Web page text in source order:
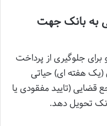
به بانک جهت
جلوگیری از پرداخت
هفته ای) حیاتی
قضایی (تایید مفقودی یا
تحویل دهد.